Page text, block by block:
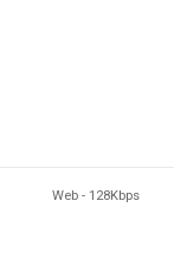
Web - 128Kbps